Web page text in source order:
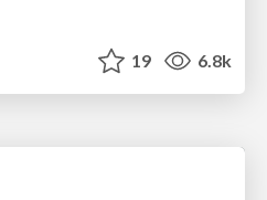
19 6.8k